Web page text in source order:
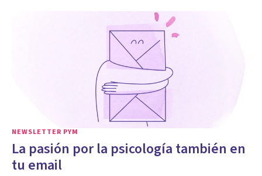
NEWSLETTER PYM
La pasión por la psicología también en
tu email